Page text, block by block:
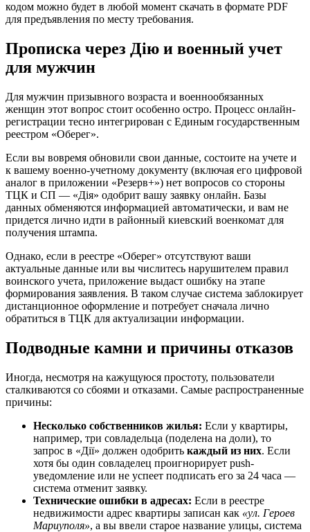
кодом можно будет в любой момент скачать в формате PDF
для предъявления по месту требования.
Прописка через Дію и военный учет
для мужчин
Для мужчин призывного возраста и военнообязанных
женщин этот вопрос стоит особенно остро. Процесс онлайн-
регистрации тесно интегрирован с Единым государственным
реестром «Оберег».
Если вы вовремя обновили свои данные, состоите на учете и
к вашему военно-учетному документу (включая его цифровой
аналог в приложении «Резерв+») нет вопросов со стороны
ТЦК и СП — «Дія» одобрит вашу заявку онлайн. Базы
данных обменяются информацией автоматически, и вам не
придется лично идти в районный киевский военкомат для
получения штампа.
Однако, если в реестре «Оберег» отсутствуют ваши
актуальные данные или вы числитесь нарушителем правил
воинского учета, приложение выдаст ошибку на этапе
формирования заявления. В таком случае система заблокирует
дистанционное оформление и потребует сначала лично
обратиться в ТЦК для актуализации информации.
Подводные камни и причины отказов
Иногда, несмотря на кажущуюся простоту, пользователи
сталкиваются со сбоями и отказами. Самые распространенные
причины:
Несколько собственников жилья: Если у квартиры,
например, три совладельца (поделена на доли), то
запрос в «Дії» должен одобрить каждый из них. Если
хотя бы один совладелец проигнорирует push-
уведомление или не успеет подписать его за 24 часа —
система отменит заявку.
Технические ошибки в адресах: Если в реестре
недвижимости адрес квартиры записан как «ул. Героев
Мариуполя», а вы ввели старое название улицы, система